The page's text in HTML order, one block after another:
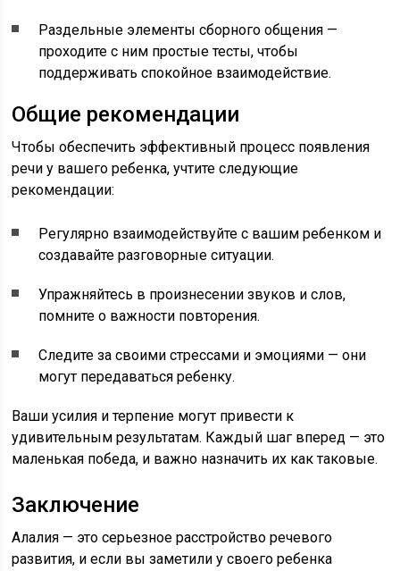
Раздельные элементы сборного общения —
проходите с ним простые тесты, чтобы
поддерживать спокойное взаимодействие.
Общие рекомендации
Чтобы обеспечить эффективный процесс появления
речи у вашего ребенка, учтите следующие
рекомендации:
Регулярно взаимодействуйте с вашим ребенком и
создавайте разговорные ситуации.
Упражняйтесь в произнесении звуков и слов,
помните о важности повторения.
Следите за своими стрессами и эмоциями — они
могут передаваться ребенку.
Ваши усилия и терпение могут привести к
удивительным результатам. Каждый шаг вперед — это
маленькая победа, и важно назначить их как таковые.
Заключение
Алалия — это серьезное расстройство речевого
развития, и если вы заметили у своего ребенка